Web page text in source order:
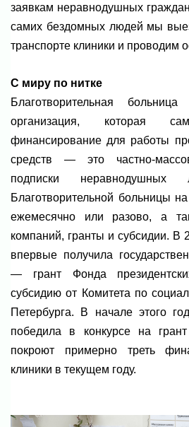
заявкам неравнодушных
самих бездомных людей мы
транспорте клиники и проводим
С миру по нитке
Благотворительная
организация, которая
финансирование для работы
средств — это частно-
подписки
Благотворительной больницы
ежемесячно или разово, а
компаний, гранты и субсидии. В
впервые получила
— грант Фонда
субсидию от Комитета по
Петербурга. В начале этого
победила в конкурсе на
покроют примерно треть
клиники в текущем году.